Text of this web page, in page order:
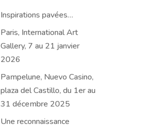
Inspirations pavées…
Paris, International Art
Gallery, 7 au 21 janvier
2026
Pampelune, Nuevo Casino,
plaza del Castillo, du 1er au
31 décembre 2025
Une reconnaissance